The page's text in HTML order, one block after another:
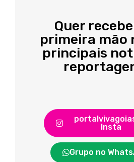
Quer
primeira mão
principais
Insta
Grupo no